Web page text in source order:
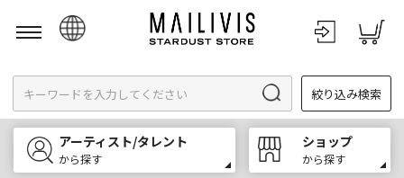
English
한국어
中文
絞り込み検索
アーティスト/タレント
から探す
ショップ
から探す